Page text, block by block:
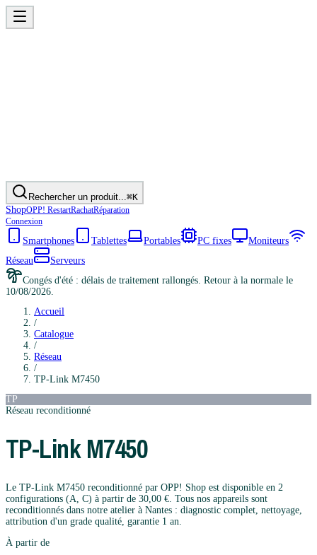
Rechercher un produit...⌘K
ShopOPP! RestartRachatRéparation
Connexion
Smartphones Tablettes Portables PC fixes
Moniteurs
Réseau
Serveurs
Congés d'été : délais de traitement rallongés. Retour à la normale le
10/08/2026.
Accueil
/
Catalogue
/
Réseau
/
TP-Link M7450
TP
Réseau reconditionné
TP-Link M7450
Le TP-Link M7450 reconditionné par OPP! Shop est disponible en 2
configurations (A, C) à partir de 30,00 €. Tous nos appareils sont
reconditionnés dans notre atelier à Nantes : diagnostic complet, nettoyage,
attribution d'un grade qualité, garantie 1 an.
À partir de